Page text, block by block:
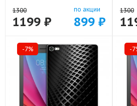
1300
1199 ₽
по акции
899 ₽
22578
1300
-7% -